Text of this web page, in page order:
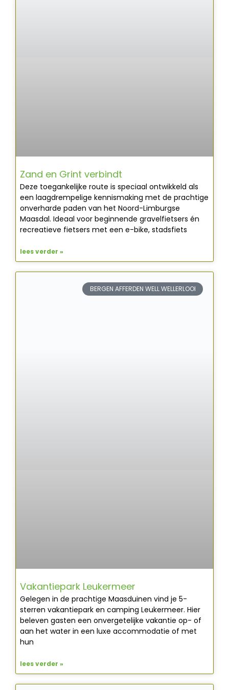
Zand en Grint verbindt
Deze toegankelijke route is speciaal ontwikkeld als
een laagdrempelige kennismaking met de prachtige
onverharde paden van het Noord-Limburgse
Maasdal. Ideaal voor beginnende gravelfietsers én
recreatieve fietsers met een e-bike, stadsfiets
lees verder »
BERGEN AFFERDEN WELL WELLERLOOI
Vakantiepark Leukermeer
Gelegen in de prachtige Maasduinen vind je 5-
sterren vakantiepark en camping Leukermeer. Hier
beleven gasten een onvergetelijke vakantie op- of
aan het water in een luxe accommodatie of met
hun
lees verder »